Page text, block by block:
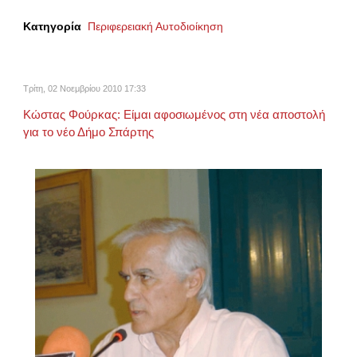
Κατηγορία Περιφερειακή Αυτοδιοίκηση
Τρίτη, 02 Νοεμβρίου 2010 17:33
Κώστας Φούρκας: Είμαι αφοσιωμένος στη νέα αποστολή
για το νέο Δήμο Σπάρτης